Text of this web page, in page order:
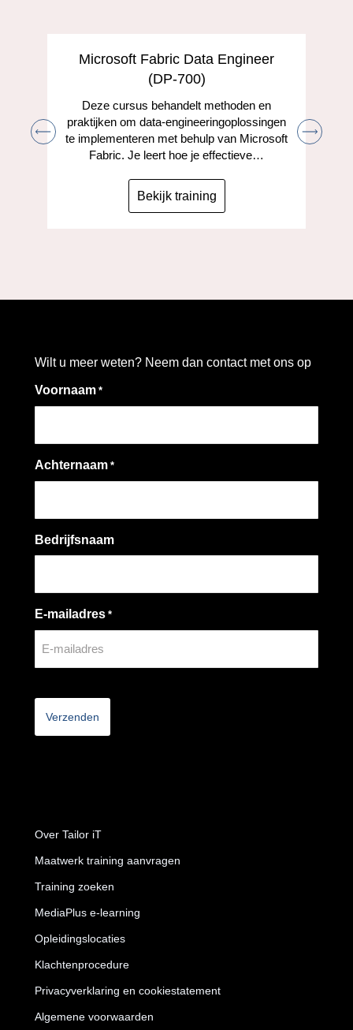
Microsoft Fabric Data Engineer
(DP-700)
Deze cursus behandelt methoden en
praktijken om data-engineeringoplossingen
te implementeren met behulp van Microsoft
Fabric. Je leert hoe je effectieve…
Bekijk training
Over Tailor iT
Maatwerk training aanvragen
Training zoeken
MediaPlus e-learning
Opleidingslocaties
Klachtenprocedure
Privacyverklaring en cookiestatement
Algemene voorwaarden
Wilt u meer weten? Neem dan contact met ons op
Voornaam *
Achternaam *
Bedrijfsnaam
E-mailadres *